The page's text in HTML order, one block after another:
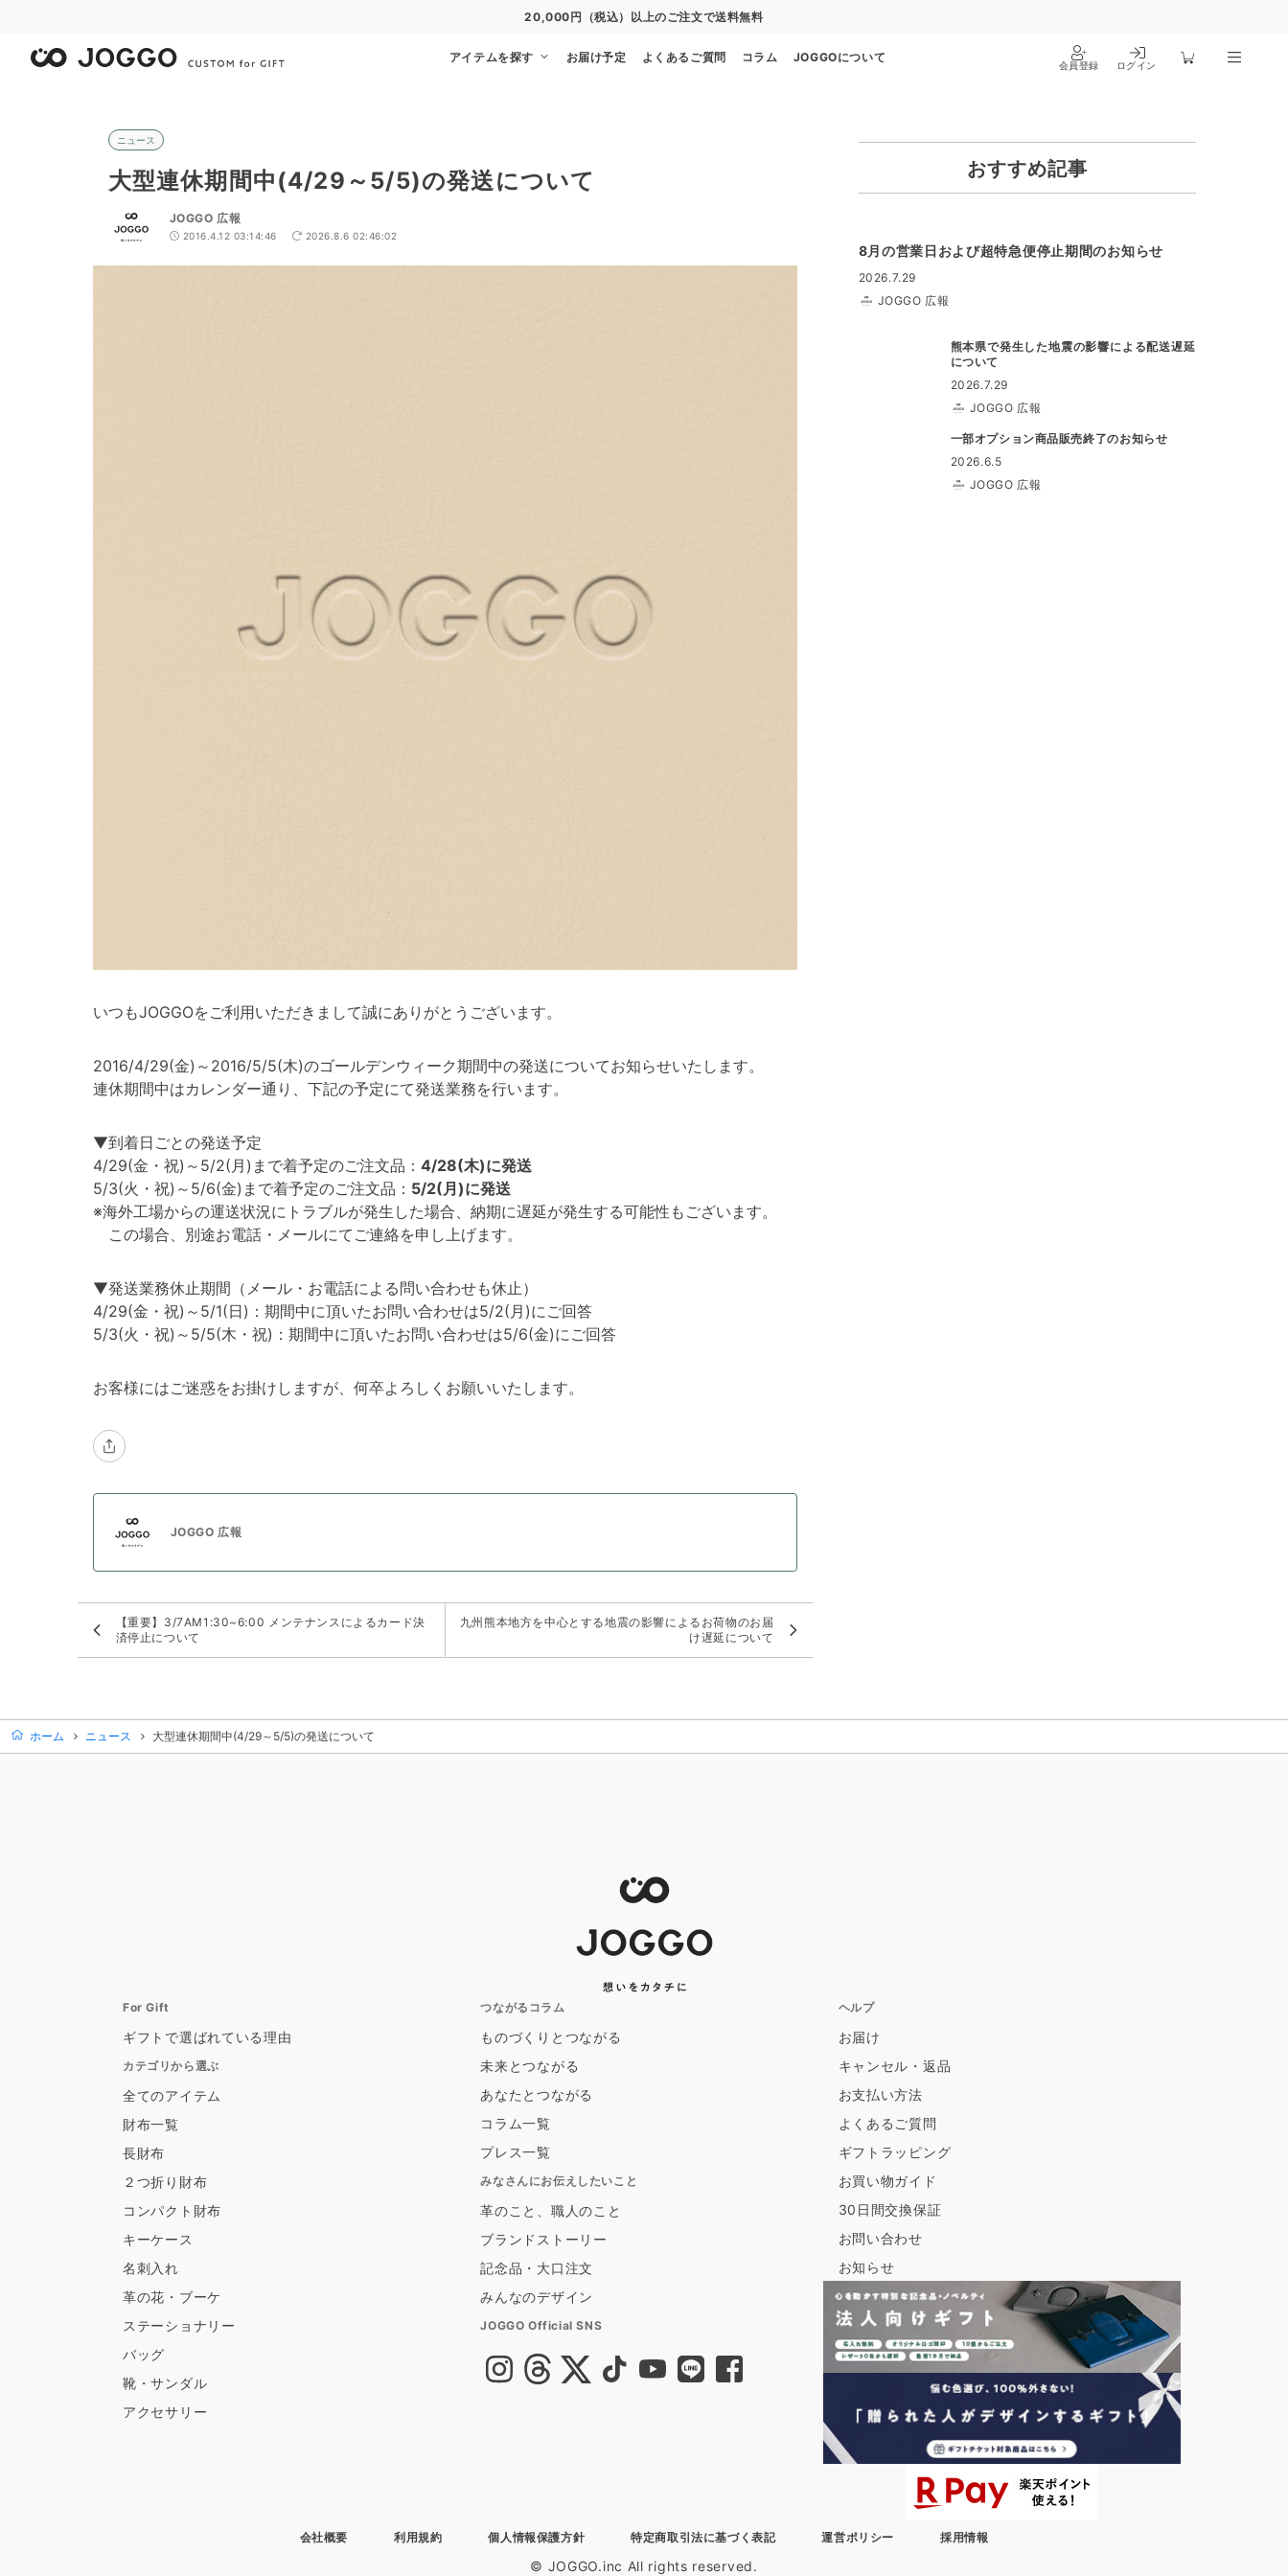
20,000円（税込）以上のご注文で送料無料
アイテムを探す お届け予定 よくあるご質問 コラム JOGGOについて
会員登録 ログイン
ニュース
大型連休期間中(4/29～5/5)の発送について
JOGGO 広報
2016.4.12 03:14:46 2026.8.6 02:46:02
いつもJOGGOをご利用いただきまして誠にありがとうございます。
2016/4/29(金)～2016/5/5(木)のゴールデンウィーク期間中の発送についてお知らせいたします。
連休期間中はカレンダー通り、下記の予定にて発送業務を行います。
▼到着日ごとの発送予定
4/29(金・祝)～5/2(月)まで着予定のご注文品： 4/28(木)に発送
5/3(火・祝)～5/6(金)まで着予定のご注文品： 5/2(月)に発送
※海外工場からの運送状況にトラブルが発生した場合、納期に遅延が発生する可能性もございます。
この場合、別途お電話・メールにてご連絡を申し上げます。
▼発送業務休止期間（メール・お電話による問い合わせも休止）
4/29(金・祝)～5/1(日)：期間中に頂いたお問い合わせは5/2(月)にご回答
5/3(火・祝)～5/5(木・祝)：期間中に頂いたお問い合わせは5/6(金)にご回答
お客様にはご迷惑をお掛けしますが、何卒よろしくお願いいたします。
JOGGO 広報
【重要】3/7AM1:30~6:00 メンテナンスによるカード決
済停止について
九州熊本地方を中心とする地震の影響によるお荷物のお届
け遅延について
おすすめ記事
8月の営業日および超特急便停止期間のお知らせ
2026.7.29
JOGGO 広報
熊本県で発生した地震の影響による配送遅延
について
2026.7.29
JOGGO 広報
一部オプション商品販売終了のお知らせ
2026.6.5
JOGGO 広報
ホーム ニュース 大型連休期間中(4/29～5/5)の発送について
For Gift
ギフトで選ばれている理由
カテゴリから選ぶ
全てのアイテム
財布一覧
長財布
２つ折り財布
コンパクト財布
キーケース
名刺入れ
革の花・ブーケ
ステーショナリー
バッグ
靴・サンダル
アクセサリー
つながるコラム
ものづくりとつながる
未来とつながる
あなたとつながる
コラム一覧
プレス一覧
みなさんにお伝えしたいこと
革のこと、職人のこと
ブランドストーリー
記念品・大口注文
みんなのデザイン
JOGGO Official SNS
ヘルプ
お届け
キャンセル・返品
お支払い方法
よくあるご質問
ギフトラッピング
お買い物ガイド
30日間交換保証
お問い合わせ
お知らせ
会社概要 利用規約 個人情報保護方針 特定商取引法に基づく表記 運営ポリシー 採用情報
© JOGGO.inc All rights reserved.